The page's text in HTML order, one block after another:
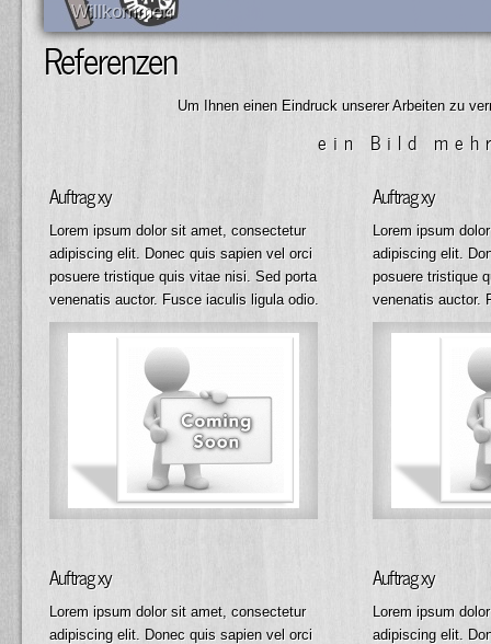
Willkommen
Referenzen
Um Ihnen einen Eindruck unserer Arbeiten zu
ein Bild
Auftrag xy
Lorem ipsum dolor sit amet, consectetur
adipiscing elit. Donec quis sapien vel orci
posuere tristique quis vitae nisi. Sed porta
venenatis auctor. Fusce iaculis ligula odio.
Auftrag xy
Lorem ipsum
adipiscing elit.
posuere tristique
venenatis auctor.
Auftrag xy
Lorem ipsum dolor sit amet, consectetur
adipiscing elit. Donec quis sapien vel orci
Auftrag xy
Lorem ipsum
adipiscing elit.